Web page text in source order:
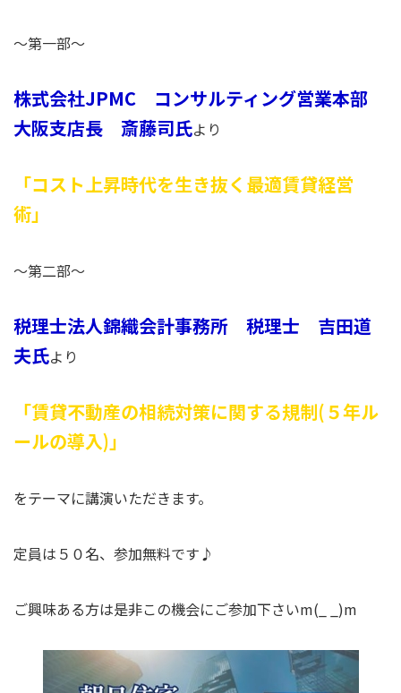
～第一部～
株式会社JPMC コンサルティング営業本部
大阪支店長 斎藤司氏より
「コスト上昇時代を生き抜く最適賃貸経営
術」
～第二部～
税理士法人錦織会計事務所 税理士 吉田道
夫氏より
「賃貸不動産の相続対策に関する規制(５年ル
ールの導入)」
をテーマに講演いただきます。
定員は５０名、参加無料です♪
ご興味ある方は是非この機会にご参加下さいm(_ _)m